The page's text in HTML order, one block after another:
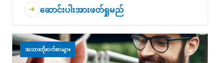
ဆောင်းပါးအားဖတ်ရှုမည်
အသားတိုးဝက်စာများ